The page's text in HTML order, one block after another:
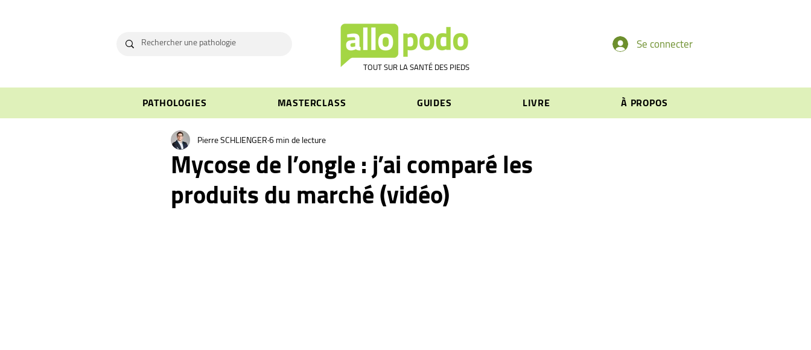
TOUT SUR LA SANTÉ DES PIEDS
Se connecter
PATHOLOGIES MASTERCLASS GUIDES LIVRE À PROPOS
Mycose de l’ongle : j’ai comparé les
produits du marché (vidéo)
Pierre SCHLIENGER6 min de lecture